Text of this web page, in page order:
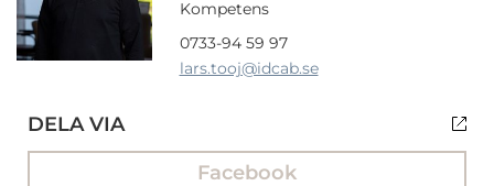
Kompetens
0733-94 59 97
lars.tooj@idcab.se
DELA VIA
Facebook